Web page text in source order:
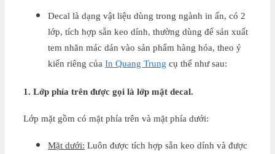
Decal là dạng vật liệu dùng trong ngành in ấn, có 2
lớp, tích hợp sẵn keo dính, thường dùng để sản xuất
tem nhãn mác dán vào sản phẩm hàng hóa, theo ý
kiến riêng của In Quang Trung cụ thể như sau:
1. Lớp phía trên được gọi là lớp mặt decal.
Lớp mặt gồm có mặt phía trên và mặt phía dưới:
Mặt dưới: Luôn được tích hợp sẵn keo dính và được